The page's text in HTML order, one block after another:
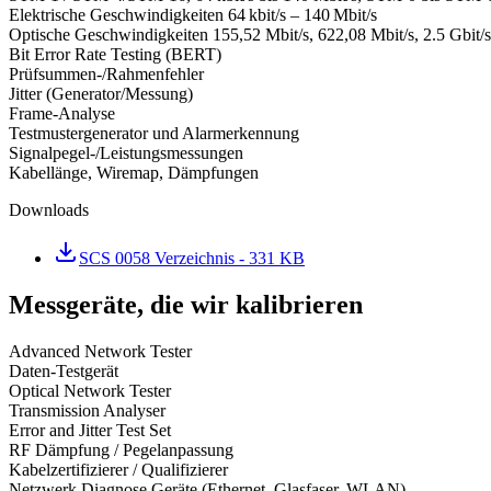
Elektrische Geschwindigkeiten 64 kbit/s – 140 Mbit/s
Optische Geschwindigkeiten 155,52 Mbit/s, 622,08 Mbit/s, 2.5 Gbit/
Bit Error Rate Testing (BERT)
Prüfsummen‑/Rahmenfehler
Jitter (Generator/Messung)
Frame‑Analyse
Testmustergenerator und Alarmerkennung
Signalpegel‑/Leistungsmessungen
Kabellänge, Wiremap, Dämpfungen
Downloads
SCS 0058 Verzeichnis - 331 KB
Messgeräte, die wir kalibrieren
Advanced Network Tester
Daten-Testgerät
Optical Network Tester
Transmission Analyser
Error and Jitter Test Set
RF Dämpfung / Pegelanpassung
Kabelzertifizierer / Qualifizierer